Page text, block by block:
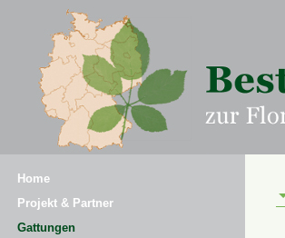
Home
Projekt & Partner
Gattungen